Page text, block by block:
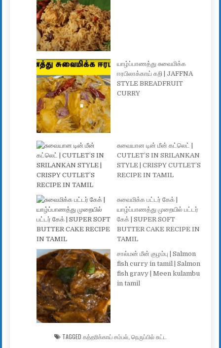
யாழ்ப்பாணத்து சுவைமிக்க
ஈரபிலாக்காய் கறி | JAFFNA
STYLE BREADFRUIT
CURRY
சுவையான டின் மீன் கட்லெட் |
CUTLET’S IN SRILANKAN
STYLE | CRISPY CUTLET’S
RECIPE IN TAMIL
சுவைமிக்க பட்டர் கேக் |
யாழ்ப்பாணத்து முறையில் பட்டர்
கேக் | SUPER SOFT
BUTTER CAKE RECIPE IN
TAMIL
சால்மன் மீன் குழம்பு | Salmon
fish curry in tamil | Salmon
fish gravy | Meen kulambu
in tamil
TAGGED கத்தரிக்காய் சம்பல் நெருப்பில் சுட்ட